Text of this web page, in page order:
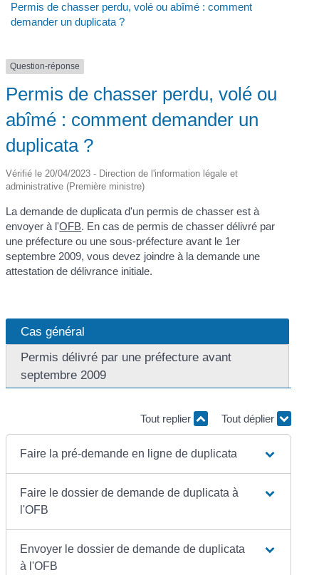
Permis de chasser perdu, volé ou abîmé : comment
demander un duplicata ?
Question-réponse
Permis de chasser perdu, volé ou
abîmé : comment demander un
duplicata ?
Vérifié le 20/04/2023 - Direction de l'information légale et
administrative (Première ministre)
La demande de duplicata d'un permis de chasser est à
envoyer à l'OFB. En cas de permis de chasser délivré par
une préfecture ou une sous-préfecture avant le 1er
septembre 2009, vous devez joindre à la demande une
attestation de délivrance initiale.
Cas général
Permis délivré par une préfecture avant
septembre 2009
Tout replier Tout déplier
Faire la pré-demande en ligne de duplicata
Faire le dossier de demande de duplicata à
l'OFB
Envoyer le dossier de demande de duplicata
à l'OFB